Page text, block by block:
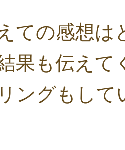
ての感想は
果も伝え
ングもし